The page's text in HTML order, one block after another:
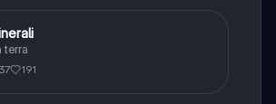
terra
191